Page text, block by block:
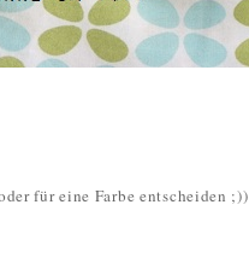
für eine Farbe entscheiden ;))